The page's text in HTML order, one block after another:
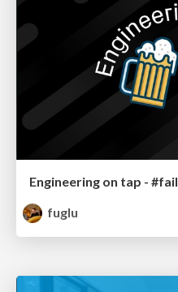
Engineering on tap - #fail
fuglu